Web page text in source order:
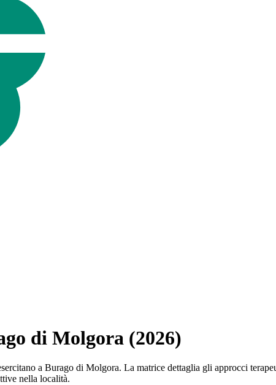
di Molgora (2026)
a Burago di Molgora. La matrice dettaglia gli approcci
nella località.